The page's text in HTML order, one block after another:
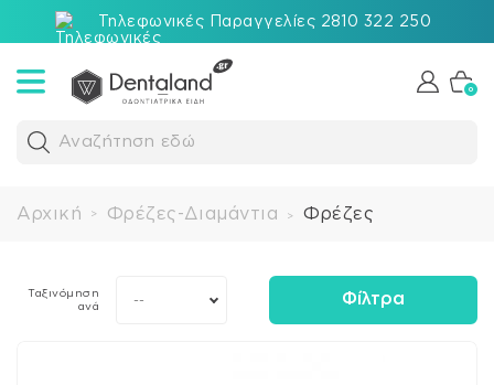
Τηλεφωνικές Παραγγελίες 2810 322 250
Αναζήτηση εδώ
0
Αρχική > Φρέζες-Διαμάντια > Φρέζες
Ταξινόμηση
ανά
-- Φίλτρα